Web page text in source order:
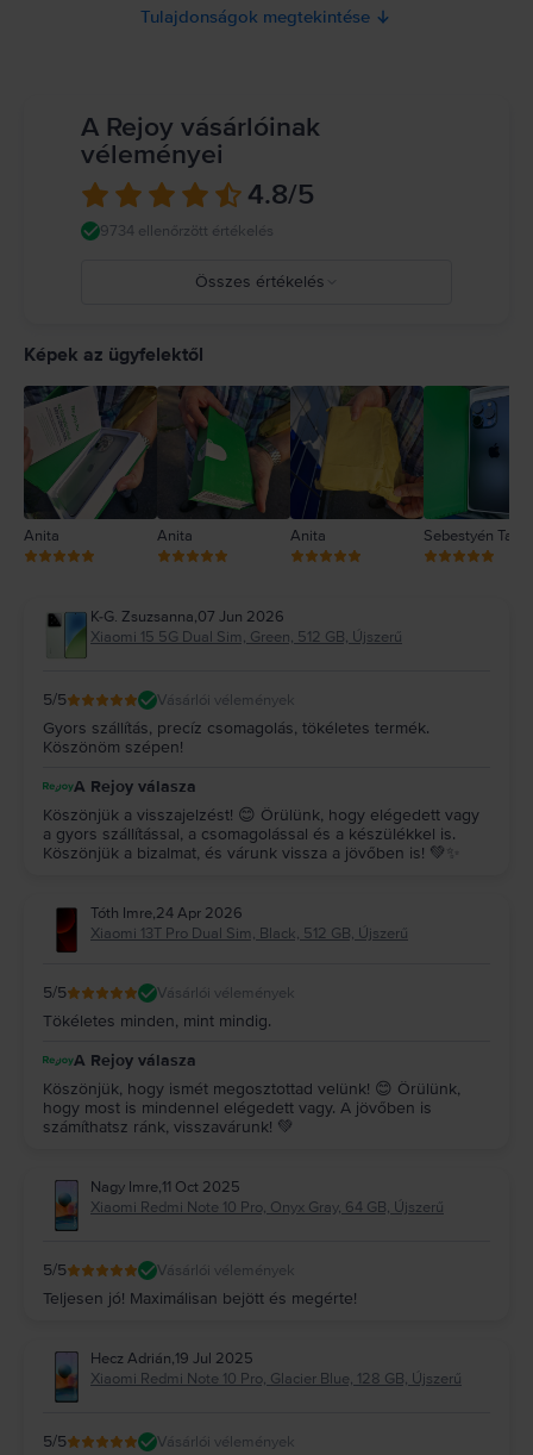
Tulajdonságok megtekintése
A Rejoy vásárlóinak
véleményei
4.8/5
9734 ellenőrzött értékelés
Összes értékelés
2
1
Képek az ügyfelektől
Anita Anita Anita Sebestyén
K-G. Zsuzsanna,07 Jun 2026
Xiaomi 15 5G Dual Sim, Green, 512 GB, Újszerű
5/5 Vásárlói vélemények
Gyors szállítás, precíz csomagolás, tökéletes termék.
Köszönöm szépen!
A Rejoy válasza
Köszönjük a visszajelzést! 😊 Örülünk, hogy elégedett vagy
a gyors szállítással, a csomagolással és a készülékkel is.
Köszönjük a bizalmat, és várunk vissza a jövőben is! 💚✨
Tóth Imre,24 Apr 2026
Xiaomi 13T Pro Dual Sim, Black, 512 GB, Újszerű
5/5 Vásárlói vélemények
Tökéletes minden, mint mindig.
A Rejoy válasza
Köszönjük, hogy ismét megosztottad velünk! 😊 Örülünk,
hogy most is mindennel elégedett vagy. A jövőben is
számíthatsz ránk, visszavárunk! 💚
Nagy Imre,11 Oct 2025
Xiaomi Redmi Note 10 Pro, Onyx Gray, 64 GB, Újszerű
5/5 Vásárlói vélemények
Teljesen jó! Maximálisan bejött és megérte!
Hecz Adrián,19 Jul 2025
Xiaomi Redmi Note 10 Pro, Glacier Blue, 128 GB, Újszerű
5/5 Vásárlói vélemények